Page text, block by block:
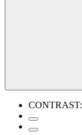
CONTRAST: